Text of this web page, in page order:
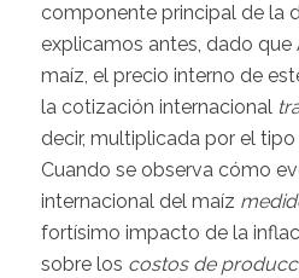
componente principal de la
explicamos antes, dado
maíz, el precio interno de
la cotización internacional
decir, multiplicada por el
Cuando se observa cómo
internacional del maíz
fortísimo impacto de la
sobre los costos de